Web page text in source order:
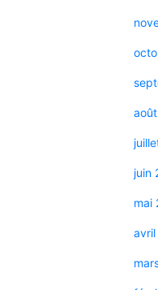
juin
mai
avril